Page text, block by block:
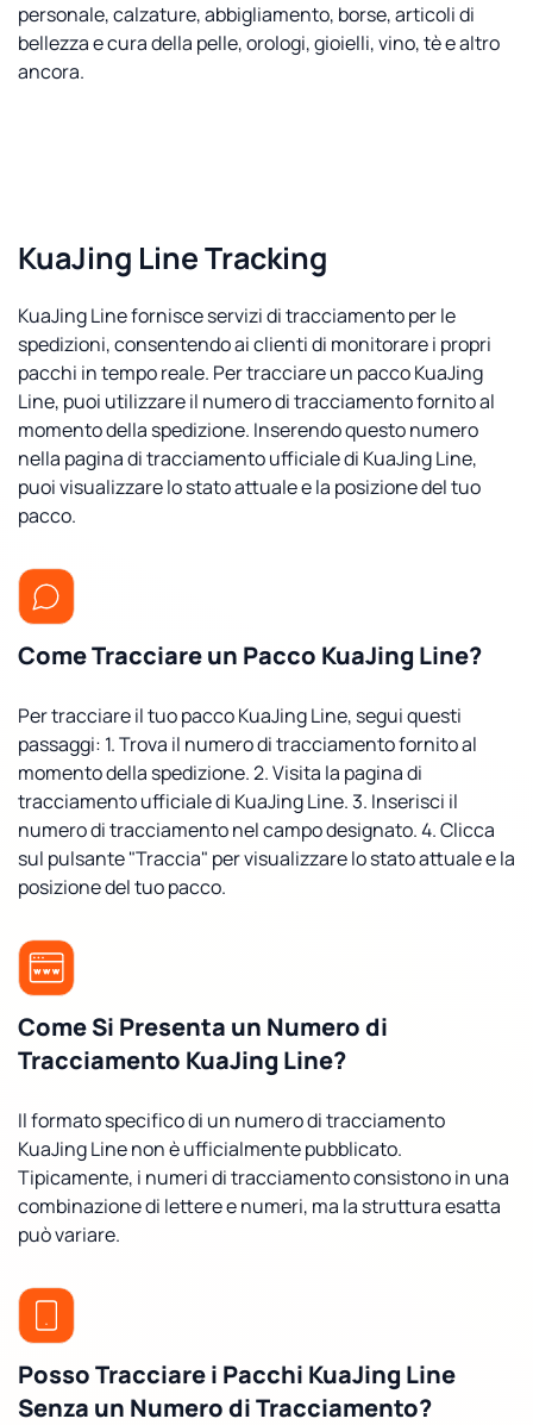
personale, calzature, abbigliamento, borse, articoli di
bellezza e cura della pelle, orologi, gioielli, vino, tè e altro
ancora.
KuaJing Line Tracking
KuaJing Line fornisce servizi di tracciamento per le
spedizioni, consentendo ai clienti di monitorare i propri
pacchi in tempo reale. Per tracciare un pacco KuaJing
Line, puoi utilizzare il numero di tracciamento fornito al
momento della spedizione. Inserendo questo numero
nella pagina di tracciamento ufficiale di KuaJing Line,
puoi visualizzare lo stato attuale e la posizione del tuo
pacco.
Come Tracciare un Pacco KuaJing Line?
Per tracciare il tuo pacco KuaJing Line, segui questi
passaggi: 1. Trova il numero di tracciamento fornito al
momento della spedizione. 2. Visita la pagina di
tracciamento ufficiale di KuaJing Line. 3. Inserisci il
numero di tracciamento nel campo designato. 4. Clicca
sul pulsante "Traccia" per visualizzare lo stato attuale e la
posizione del tuo pacco.
Come Si Presenta un Numero di
Tracciamento KuaJing Line?
Il formato specifico di un numero di tracciamento
KuaJing Line non è ufficialmente pubblicato.
Tipicamente, i numeri di tracciamento consistono in una
combinazione di lettere e numeri, ma la struttura esatta
può variare.
Posso Tracciare i Pacchi KuaJing Line
Senza un Numero di Tracciamento?